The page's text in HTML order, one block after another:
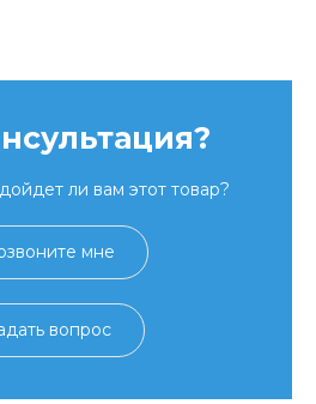
ли вам этот товар?
мне
вопрос